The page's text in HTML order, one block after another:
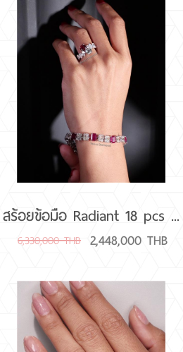
สร้อยข้อมือ Radiant 18 pcs ...
6,330,000 THB 2,448,000 THB